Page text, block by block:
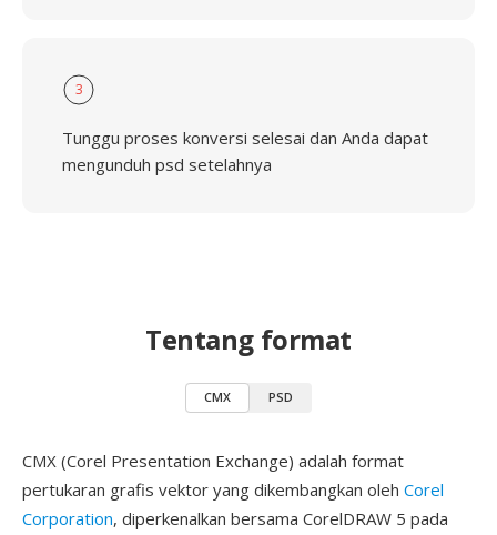
3
Tunggu proses konversi selesai dan Anda dapat
mengunduh psd setelahnya
Tentang format
CMX PSD
CMX (Corel Presentation Exchange) adalah format
pertukaran grafis vektor yang dikembangkan oleh Corel
Corporation, diperkenalkan bersama CorelDRAW 5 pada